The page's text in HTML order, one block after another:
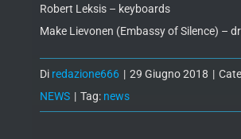
Robert Leksis – keyboards
Make Lievonen (Embassy of Silence) –
Di redazione666 | 29 Giugno 2018 |
NEWS | Tag: news